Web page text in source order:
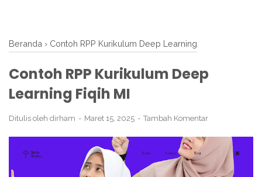
Beranda › Contoh RPP Kurikulum Deep Learning
Contoh RPP Kurikulum Deep
Learning Fiqih MI
Ditulis oleh dirham Maret 15, 2025 Tambah Komentar